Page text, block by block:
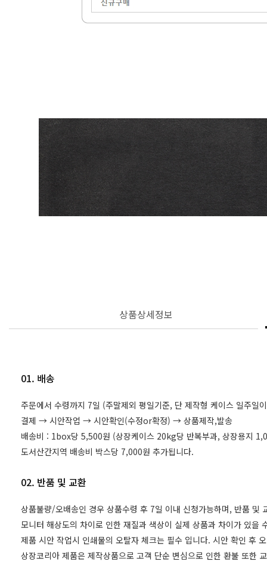
상품상세정보
01. 배송
주문에서 수령까지 7일 (주말제외 평일기준, 단 제작형 케이스 일주일
결제 → 시안작업 → 시안확인(수정or확정) → 상품제작,발송
배송비 : 1box당 5,500원 (상장케이스 20kg당 반복부과, 상장용지
도서산간지역 배송비 박스당 7,000원 추가됩니다.
02. 반품 및 교환
상품불량/오배송인 경우 상품수령 후 7일 이내 신청가능하며, 반품 및
모니터 해상도의 차이로 인한 재질과 색상이 실제 상품과 차이가 있
제품 시안 작업시 인쇄물의 오탈자 체크는 필수 입니다. 시안 확인 후
상장코리아 제품은 제작상품으로 고객 단순 변심으로 인한 환불 또한